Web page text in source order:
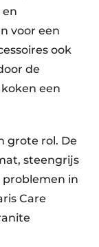
voor een
ook
de
een
grote rol. De
steengrijs
problemen in
Care